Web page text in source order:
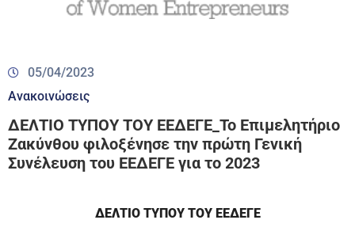
05/04/2023
Ανακοινώσεις
ΔΕΛΤΙΟ ΤΥΠΟΥ ΤΟΥ ΕΕΔΕΓΕ_Το Επιμελητήριο
Ζακύνθου φιλοξένησε την πρώτη Γενική
Συνέλευση του ΕΕΔΕΓΕ για το 2023
ΔΕΛΤΙΟ ΤΥΠΟΥ ΤΟΥ ΕΕΔΕΓΕ